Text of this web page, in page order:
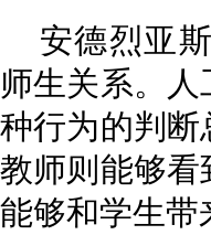
安德烈亚
师生关系。
种行为的判
教师则能够
能够和学生